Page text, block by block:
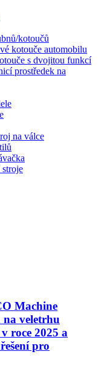
kotoučů
kotouče automobilu
s dvojitou funkcí
prostředek na
na válce
stroje
Machine
veletrhu
roce 2025 a
pro